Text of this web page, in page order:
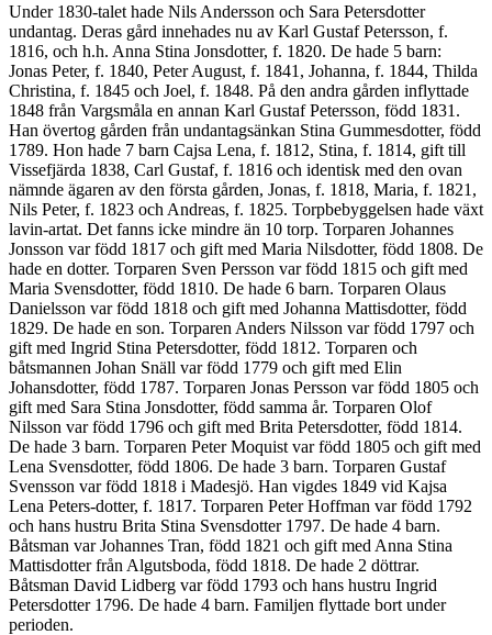
Under 1830-talet hade Nils Andersson och Sara Petersdotter
undantag. Deras gård innehades nu av Karl Gustaf Petersson, f.
1816, och h.h. Anna Stina Jonsdotter, f. 1820. De hade 5 barn:
Jonas Peter, f. 1840, Peter August, f. 1841, Johanna, f. 1844, Thilda
Christina, f. 1845 och Joel, f. 1848. På den andra gården inflyttade
1848 från Vargsmåla en annan Karl Gustaf Petersson, född 1831.
Han övertog gården från undantagsänkan Stina Gummesdotter, född
1789. Hon hade 7 barn Cajsa Lena, f. 1812, Stina, f. 1814, gift till
Vissefjärda 1838, Carl Gustaf, f. 1816 och identisk med den ovan
nämnde ägaren av den första gården, Jonas, f. 1818, Maria, f. 1821,
Nils Peter, f. 1823 och Andreas, f. 1825. Torpbebyggelsen hade växt
lavin-artat. Det fanns icke mindre än 10 torp. Torparen Johannes
Jonsson var född 1817 och gift med Maria Nilsdotter, född 1808. De
hade en dotter. Torparen Sven Persson var född 1815 och gift med
Maria Svensdotter, född 1810. De hade 6 barn. Torparen Olaus
Danielsson var född 1818 och gift med Johanna Mattisdotter, född
1829. De hade en son. Torparen Anders Nilsson var född 1797 och
gift med Ingrid Stina Petersdotter, född 1812. Torparen och
båtsmannen Johan Snäll var född 1779 och gift med Elin
Johansdotter, född 1787. Torparen Jonas Persson var född 1805 och
gift med Sara Stina Jonsdotter, född samma år. Torparen Olof
Nilsson var född 1796 och gift med Brita Petersdotter, född 1814.
De hade 3 barn. Torparen Peter Moquist var född 1805 och gift med
Lena Svensdotter, född 1806. De hade 3 barn. Torparen Gustaf
Svensson var född 1818 i Madesjö. Han vigdes 1849 vid Kajsa
Lena Peters-dotter, f. 1817. Torparen Peter Hoffman var född 1792
och hans hustru Brita Stina Svensdotter 1797. De hade 4 barn.
Båtsman var Johannes Tran, född 1821 och gift med Anna Stina
Mattisdotter från Algutsboda, född 1818. De hade 2 döttrar.
Båtsman David Lidberg var född 1793 och hans hustru Ingrid
Petersdotter 1796. De hade 4 barn. Familjen flyttade bort under
perioden.